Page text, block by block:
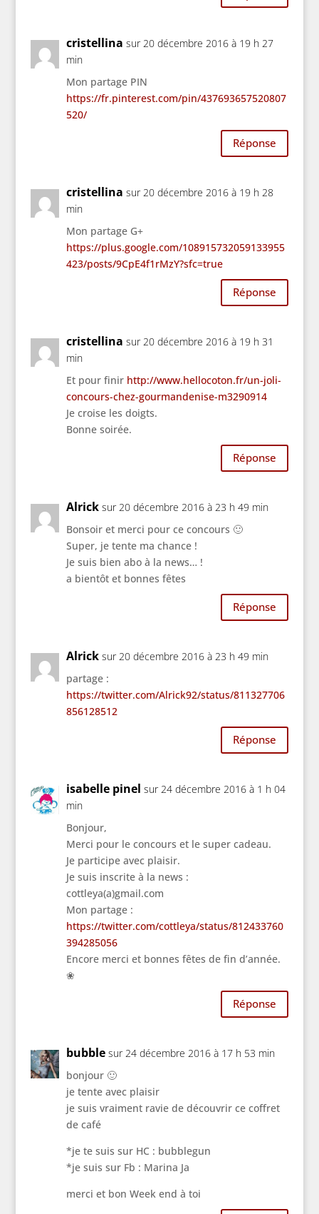
cristellina sur 20 décembre 2016 à 19 h 27
min
Mon partage PIN
https://fr.pinterest.com/pin/437693657520807
520/
Réponse
cristellina sur 20 décembre 2016 à 19 h 28
min
Mon partage G+
https://plus.google.com/108915732059133955
423/posts/9CpE4f1rMzY?sfc=true
Réponse
cristellina sur 20 décembre 2016 à 19 h 31
min
Et pour finir http://www.hellocoton.fr/un-joli-
concours-chez-gourmandenise-m3290914
Je croise les doigts.
Bonne soirée.
Réponse
Alrick sur 20 décembre 2016 à 23 h 49 min
Bonsoir et merci pour ce concours 🙂
Super, je tente ma chance !
Je suis bien abo à la news… !
a bientôt et bonnes fêtes
Réponse
Alrick sur 20 décembre 2016 à 23 h 49 min
partage :
https://twitter.com/Alrick92/status/811327706
856128512
Réponse
isabelle pinel sur 24 décembre 2016 à 1 h 04
min
Bonjour,
Merci pour le concours et le super cadeau.
Je participe avec plaisir.
Je suis inscrite à la news :
cottleya(a)gmail.com
Mon partage :
https://twitter.com/cottleya/status/812433760
394285056
Encore merci et bonnes fêtes de fin d’année.
❀​​
Réponse
bubble sur 24 décembre 2016 à 17 h 53 min
bonjour 🙂
je tente avec plaisir
je suis vraiment ravie de découvrir ce coffret
de café
*je te suis sur HC : bubblegun
*je suis sur Fb : Marina Ja
merci et bon Week end à toi